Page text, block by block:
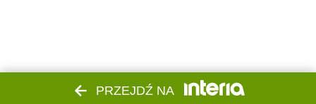
PRZEJDŹ NA